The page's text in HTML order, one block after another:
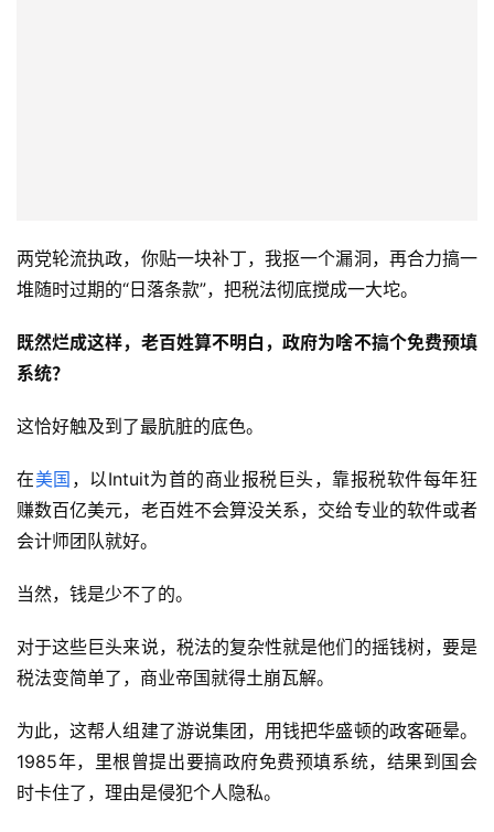
两党轮流执政，你贴一块补丁，我抠一个漏洞，再合力搞一
堆随时过期的“日落条款”，把税法彻底搅成一大坨。
既然烂成这样，老百姓算不明白，政府为啥不搞个免费预填
系统？
这恰好触及到了最肮脏的底色。
在美国 ，以Intuit为首的商业报税巨头，靠报税软件每年狂
赚数百亿美元，老百姓不会算没关系，交给专业的软件或者
会计师团队就好。
当然，钱是少不了的。
对于这些巨头来说，税法的复杂性就是他们的摇钱树，要是
税法变简单了，商业帝国就得土崩瓦解。
为此，这帮人组建了游说集团，用钱把华盛顿的政客砸晕。
1985年，里根曾提出要搞政府免费预填系统，结果到国会
时卡住了，理由是侵犯个人隐私。